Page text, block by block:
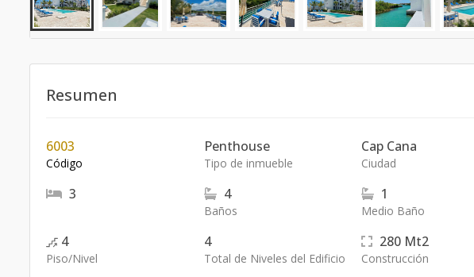
Resumen
6003
Código
Penthouse
Tipo de inmueble
Cap Cana
Ciudad
3 4
Baños
1
Medio Baño
4
Piso/Nivel
4
Total de Niveles del Edificio
280 Mt2
Construcción